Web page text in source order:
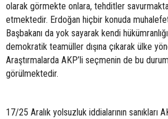
olarak görmekte onlara, tehditler
etmektedir. Erdoğan hiçbir konuda
Başbakanı da yok sayarak kendi
demokratik teamüller dışına çıkarak ülke
Araştırmalarda AKP’li seçmenin de bu
görülmektedir.
17/25 Aralık yolsuzluk iddialarının sanıkları